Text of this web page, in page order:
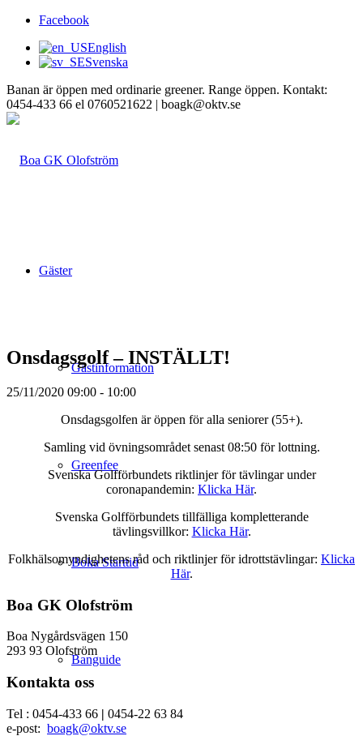
Facebook
English
Svenska
Banan är öppen med ordinarie greener. Range öppen. Kontakt:
0454-433 66 el 0760521622 | boagk@oktv.se
Gäster
Gästinformation
Greenfee
Boka Starttid
Banguide
Onsdagsgolf – INSTÄLLT!
25/11/2020 09:00 - 10:00
Onsdagsgolfen är öppen för alla seniorer (55+).
Samling vid övningsområdet senast 08:50 för lottning.
Svenska Golfförbundets riktlinjer för tävlingar under
coronapandemin: Klicka Här.
Svenska Golfförbundets tillfälliga kompletterande
tävlingsvillkor: Klicka Här.
Folkhälsomyndighetens råd och riktlinjer för idrottstävlingar: Klicka
Här.
Boa GK Olofström
Boa Nygårdsvägen 150
293 93 Olofström
Kontakta oss
Tel : 0454-433 66 | 0454-22 63 84
e-post: boagk@oktv.se